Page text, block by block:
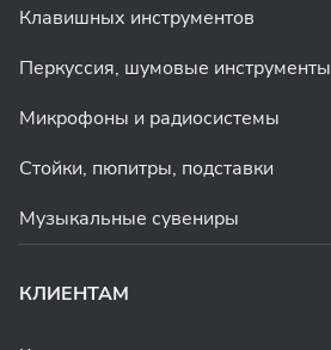
Клавишных инструментов
Перкуссия, шумовые инструменты
Микрофоны и радиосистемы
Стойки, пюпитры, подставки
Музыкальные сувениры
КЛИЕНТАМ